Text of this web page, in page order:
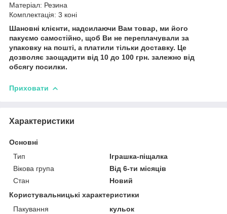
Матеріал: Резина
Комплектація: 3 коні
Шановні клієнти, надсилаючи Вам товар, ми його
пакуємо самостійно, щоб Ви не переплачували за
упаковку на пошті, а платили тільки доставку. Це
дозволяє заощадити від 10 до 100 грн. залежно від
обсягу посилки.
Приховати
Характеристики
Основні
Тип
Іграшка-піщалка
Вікова група
Від 6-ти місяців
Стан
Новий
Користувальницькі характеристики
Пакування
кульок